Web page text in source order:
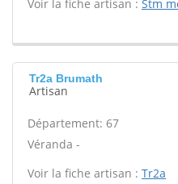
Voir la fiche artisan : Stm
Tr2a Brumath
Artisan
Département: 67
Véranda -
Voir la fiche artisan : Tr2a